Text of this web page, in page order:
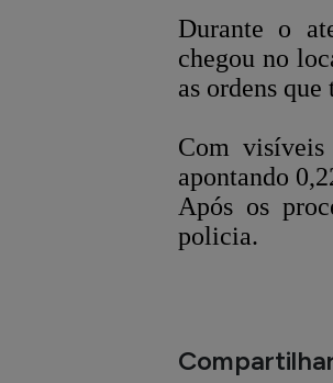
Durante o
chegou no
as ordens
Com
apontando
Após os
policia.